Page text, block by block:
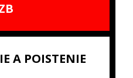
A POISTENIE